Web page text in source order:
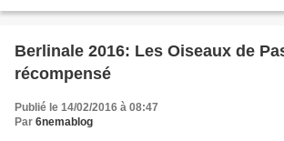
Berlinale 2016: Les Oiseaux de
récompensé
Publié le 14/02/2016 à 08:47
Par 6nemablog